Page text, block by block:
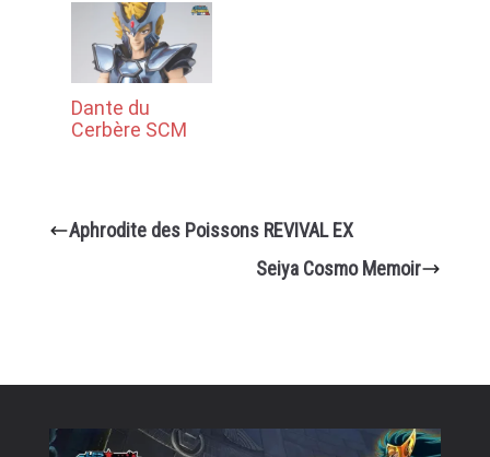
Dante du
Cerbère SCM
Aphrodite des Poissons REVIVAL EX
Seiya Cosmo Memoir